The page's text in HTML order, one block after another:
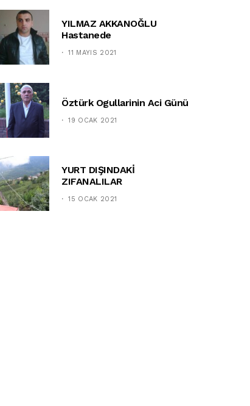
YILMAZ AKKANOĞLU
Hastanede
11 MAYIS 2021
Öztürk Ogullarinin Aci Günü
19 OCAK 2021
YURT DIŞINDAKİ
ZIFANALILAR
15 OCAK 2021